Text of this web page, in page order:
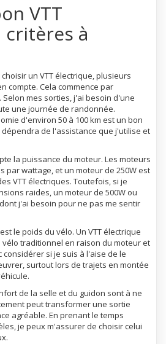
VTT
à
un VTT électrique, plusieurs
compte. Cela commence par
mes sorties, j'ai besoin d'une
une journée de randonnée.
d'environ 50 à 100 km est un bon
de l'assistance que j'utilise et
la puissance du moteur. Les moteurs
par wattage, et un moteur de 250W est
VTT électriques. Toutefois, si je
raides, un moteur de 500W ou
j'ai besoin pour ne pas me sentir
le poids du vélo. Un VTT électrique
traditionnel en raison du moteur et
considérer si je suis à l'aise de le
surtout lors de trajets en montée
de la selle et du guidon sont à ne
peut transformer une sortie
agréable. En prenant le temps
je peux m'assurer de choisir celui